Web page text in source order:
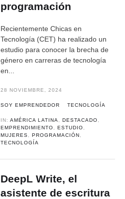
programación
Recientemente Chicas en
Tecnología (CET) ha realizado un
estudio para conocer la brecha de
género en carreras de tecnología
en...
28 NOVIEMBRE, 2024
SOY EMPRENDEDOR TECNOLOGÍA
IN:AMÉRICA LATINA ,DESTACADO
EMPRENDIMIENTO
,ESTUDIO
MUJERES
,PROGRAMACIÓN
TECNOLOGÍA
DeepL Write, el
asistente de escritura